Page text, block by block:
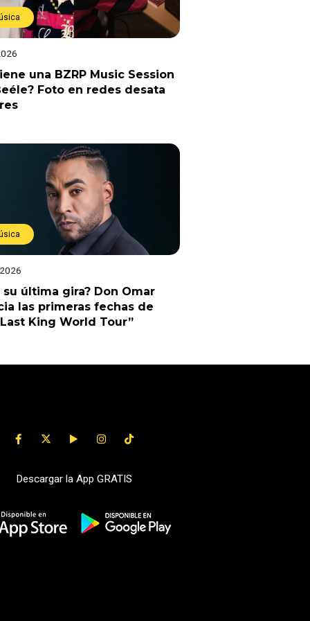
una BZRP Music Session
Foto en redes desata
su última gira? Don Omar
las primeras fechas de
King World Tour”
Descargar la App GRATIS